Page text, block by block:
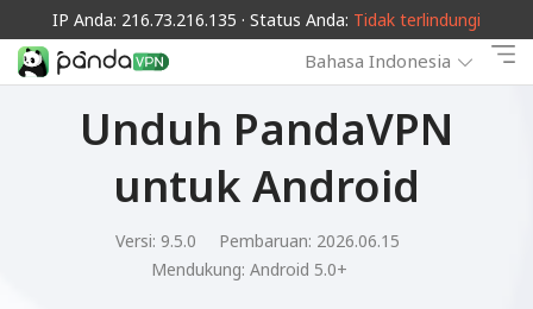
IP Anda: 216.73.216.135 · Status Anda: Tidak terlindungi
Bahasa Indonesia
Unduh PandaVPN
untuk Android
Versi: 9.5.0
Pembaruan: 2026.06.15
Mendukung: Android 5.0+